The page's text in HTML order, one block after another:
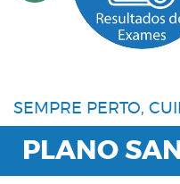
SEMPRE PERTO,
PLANO